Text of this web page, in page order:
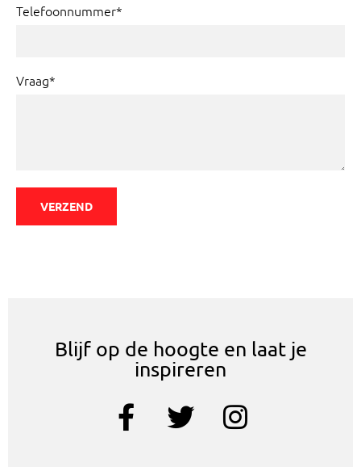
Telefoonnummer*
Vraag*
VERZEND
Blijf op de hoogte en laat je
inspireren